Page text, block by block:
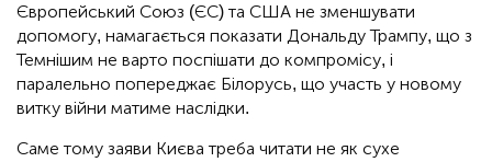
Європейський Союз (ЄС) та США не зменшувати
допомогу, намагається показати Дональду Трампу, що з
Темнішим не варто поспішати до компромісу, і
паралельно попереджає Білорусь, що участь у новому
витку війни матиме наслідки.
Саме тому заяви Києва треба читати не як сухе